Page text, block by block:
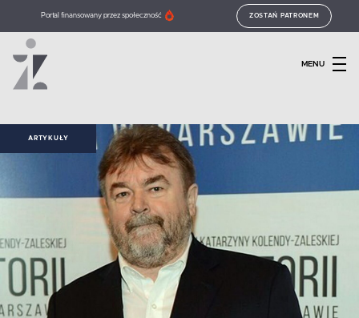
Portal finansowany przez społeczność ZOSTAŃ PATRONEM
MENU
ARTYKUŁY